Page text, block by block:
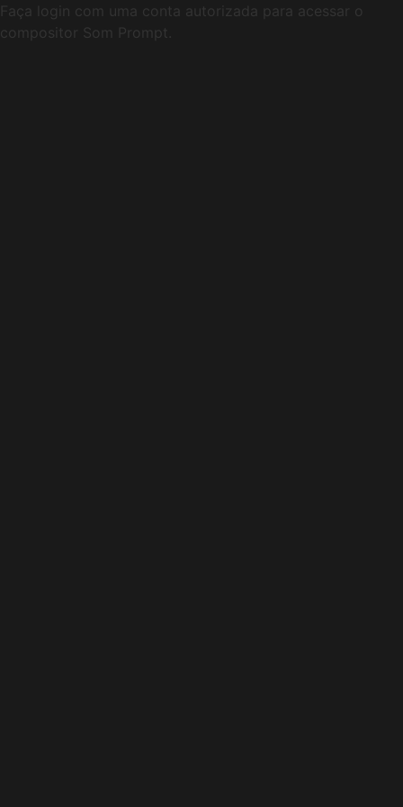
Faça login com uma conta autorizada para acessar o
compositor Som Prompt.